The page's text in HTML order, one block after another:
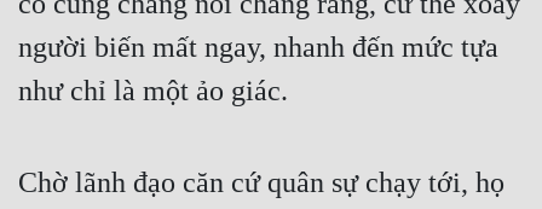
người biến mất ngay, nhanh đến mức tựa
như chỉ là một ảo giác.
Chờ lãnh đạo căn cứ quân sự chạy tới, họ